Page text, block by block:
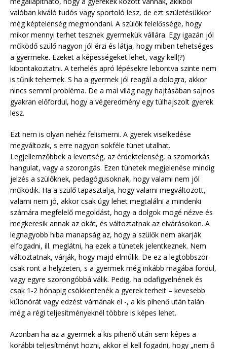
valóban kiváló tudós vagy sportoló lesz, de ezt születésükkor
még képtelenség megmondani. A szülők felelőssége, hogy
mikor mennyi terhet tesznek gyermekük vállára. Egy igazán jól
működő szülő nagyon jól érzi és látja, hogy miben tehetséges
a gyermeke. Ezeket a képességeket lehet, vagy kell(?)
kibontakoztatni. A terhelés apró lépésekre lebontva szinte nem
is tűnik tehernek. S ha a gyermek jól reagál a dologra, akkor
nincs semmi probléma. De a mai világ nagy hajtásában sajnos
gyakran előfordul, hogy a végeredmény egy túlhajszolt gyerek
lesz.
Ezt nem is olyan nehéz felismerni. A gyerek viselkedése
megváltozik, s erre nagyon sokféle tünet utalhat.
Legjellemzőbbek a levertség, az érdektelenség, a szomorkás
hangulat, vagy a szorongás. Ezen tünetek megjelenése mindig
jelzés a szülőknek, pedagógusoknak, hogy valami nem jól
működik. Ha a szülő tapasztalja, hogy valami megváltozott,
valami nem jó, akkor csak úgy lehet megtalálni a mindenki
számára megfelelő megoldást, hogy a dolgok mögé nézve és
megkeresik annak az okát, és változtatnak az elvárásokon. A
legnagyobb hiba manapság az, hogy a szülők nem akarják
elfogadni, ill. meglátni, ha ezek a tünetek jelentkeznek. Nem
változtatnak, várják, hogy majd elmúlik. De ez a legtöbbször
csak ront a helyzeten, s a gyermek még inkább magába fordul,
vagy egyre szorongóbbá válik. Pedig, ha odafigyelnének és
csak 1-2 hónapig csökkentenék a gyerek terheit – kevesebb
különórát vagy edzést várnának el -, a kis pihenő után talán
még a régi teljesítményeknél többre is képes lehet.
Azonban ha az a gyermek a kis pihenő után sem képes a
korábbi teljesítményt hozni, akkor el kell fogadni, hogy „nem ő